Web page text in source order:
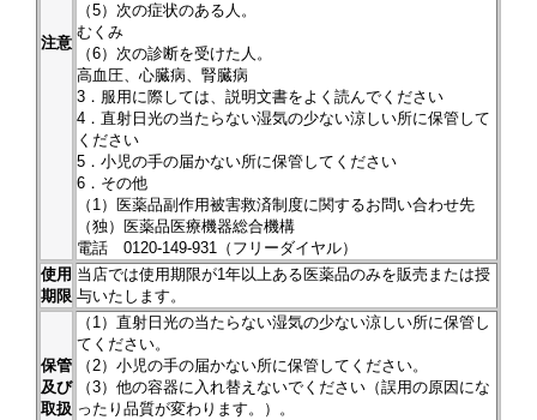
注意
（5）次の症状のある人。
むくみ
（6）次の診断を受けた人。
高血圧、心臓病、腎臓病
3．服用に際しては、説明文書をよく読んでください
4．直射日光の当たらない湿気の少ない涼しい所に保管して
ください
5．小児の手の届かない所に保管してください
6．その他
（1）医薬品副作用被害救済制度に関するお問い合わせ先
（独）医薬品医療機器総合機構
電話 0120-149-931（フリーダイヤル）
使用
期限
当店では使用期限が1年以上ある医薬品のみを販売または授
与いたします。
保管
及び
取扱
（1）直射日光の当たらない湿気の少ない涼しい所に保管し
てください。
（2）小児の手の届かない所に保管してください。
（3）他の容器に入れ替えないでください（誤用の原因にな
ったり品質が変わります。）。